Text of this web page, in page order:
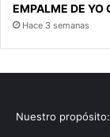
EMPALME DE YO
Hace 3 semanas
Nuestro